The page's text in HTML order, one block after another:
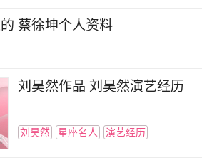
突破了3.2亿人民币，总票房
币；10月，其参加的国防教育
第二季》开始在湖南卫视播
主演的古装玄幻爱情剧《三
蔡徐坤个人资料
刘昊然作品 刘昊然演艺经历
刘昊然 星座名人 演艺经历